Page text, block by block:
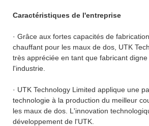
Caractéristiques de l'entreprise
· Grâce aux fortes capacités de
chauffant pour les maux de dos, UTK
très appréciée en tant que fabricant
l'industrie.
· UTK Technology Limited applique une
technologie à la production du meilleur
les maux de dos. L'innovation
développement de l'UTK.